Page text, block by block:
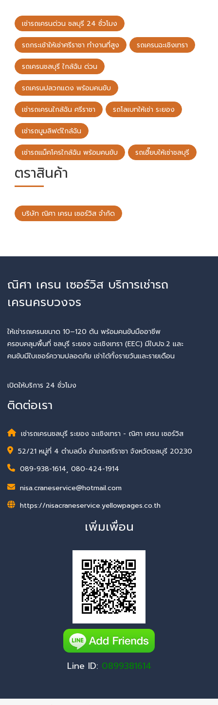
เช่ารถเครนด่วน ชลบุรี 24 ชั่วโมง
รถกระเช้าให้เช่าศรีราชา ทำงานที่สูง รถเครนฉะเชิงเทรา
รถเครนชลบุรี ใกล้ฉัน ด่วน
รถเครนปลวกแดง พร้อมคนขับ
เช่ารถเครนใกล้ฉัน ศรีราชา รถโลเบทให้เช่า ระยอง
เช่ารถบูมลิฟต์ใกล้ฉัน
เช่ารถแม็คโครใกล้ฉัน พร้อมคนขับ รถเฮี๊ยบให้เช่าชลบุรี
ตราสินค้า
บริษัท ณิศา เครน เซอร์วิส จำกัด
ณิศา เครน เซอร์วิส บริการเช่ารถ
เครนครบวงจร
ให้เช่ารถเครนขนาด 10–120 ตัน พร้อมคนขับมืออาชีพ
ครอบคลุมพื้นที่ ชลบุรี ระยอง ฉะเชิงเทรา (EEC) มีใบปจ.2 และ
คนขับมีใบเซอร์ความปลอดภัย เช่าได้ทั้งรายวันและรายเดือน
เปิดให้บริการ 24 ชั่วโมง
ติดต่อเรา
เช่ารถเครนชลบุรี ระยอง ฉะเชิงเทรา - ณิศา เครน เซอร์วิส
52/21 หมู่ที่ 4 ตำบลบึง อำเภอศรีราชา จังหวัดชลบุรี 20230
089-938-1614, 080-424-1914
nisa.craneservice@hotmail.com
https://nisacraneservice.yellowpages.co.th
เพิ่มเพื่อน
Line ID: 0899381614